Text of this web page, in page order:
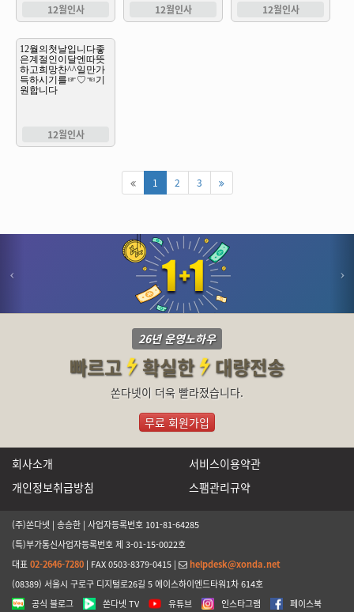
12월인사 12월인사 12월인사
12월인사
1 2 3
26년 운영노하우
빠르고 확실한 대량전송
쏜다넷이 더욱 빨라졌습니다.
무료 회원가입
회사소개
서비스이용약관
개인정보취급방침
스팸관리규약
(주)쏜다넷 | 송승한 | 사업자등록번호 101-81-64285
(특)부가통신사업자등록번호 제 3-01-15-0022호
대표02-2646-7280 | FAX 0503-8379-0415 |
helpdesk@xonda.net
(08389) 서울시 구로구 디지털로26길 5 에이스하이엔드타워1차 614호
공식 블로그
쏜다넷 TV 유튜브 인스타그램 페이스북